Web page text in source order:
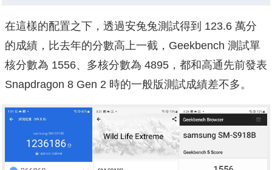
在這樣的配置之下，透過安兔兔測試得到 123.6 萬分
的成績，比去年的分數高上一截，Geekbench 測試單
核分數為 1556、多核分數為 4895，都和高通先前發表
Snapdragon 8 Gen 2 時的一般版測試成績差不多。